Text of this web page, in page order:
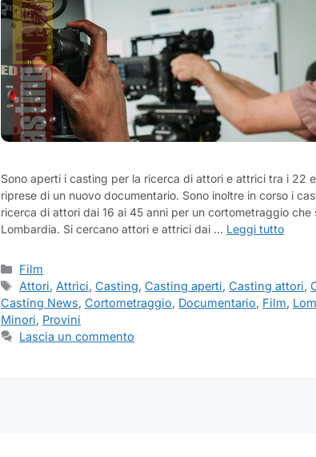
Sono aperti i casting per la ricerca di attori e attrici tra i 22
riprese di un nuovo documentario. Sono inoltre in corso i
ricerca di attori dai 16 ai 45 anni per un cortometraggio che
Lombardia. Si cercano attori e attrici dai … Leggi tutto
Categorie
Film
Tag
Attori, Attrici,Casting,Casting aperti,Casting attori,
Casting News, Cortometraggio, Documentario, Film,
Minori, Provini
Lascia un commento